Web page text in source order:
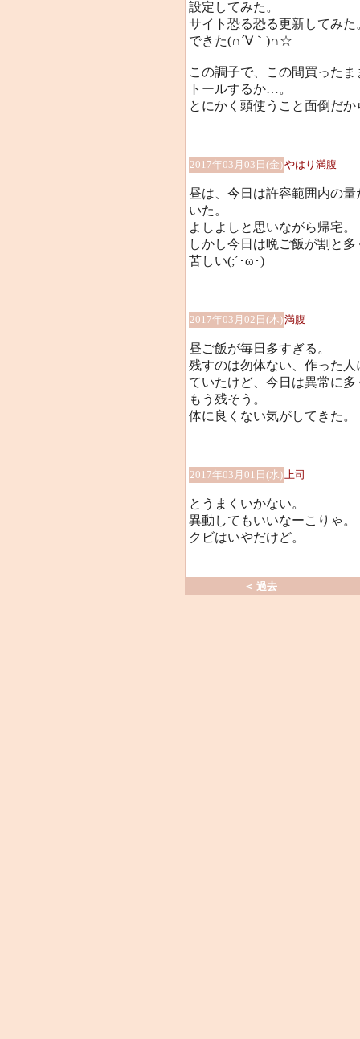
設定してみた。
サイト恐る恐る更新してみた
できた(∩´∀｀)∩☆
この調子で、この間買った
トールするか…。
とにかく頭使うこと面倒だ
2017年03月03日(金)やはり満腹
昼は、今日は許容範囲内の
いた。
よしよしと思いながら帰宅。
しかし今日は晩ご飯が割と
苦しい(;´･ω･)
2017年03月02日(木)満腹
昼ご飯が毎日多すぎる。
残すのは勿体ない、作った
ていたけど、今日は異常に
もう残そう。
体に良くない気がしてきた。
2017年03月01日(水)上司
とうまくいかない。
異動してもいいなーこりゃ。
クビはいやだけど。
＜ 過去